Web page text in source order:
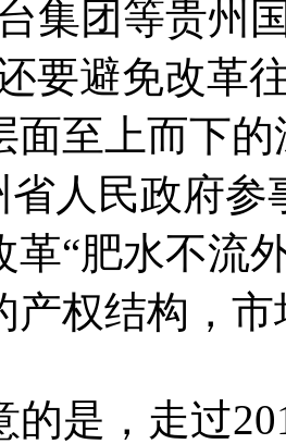
集团等贵州
要避免改革
面至上而下
省人民政府
革“肥水不流
产权结构，
是，走过